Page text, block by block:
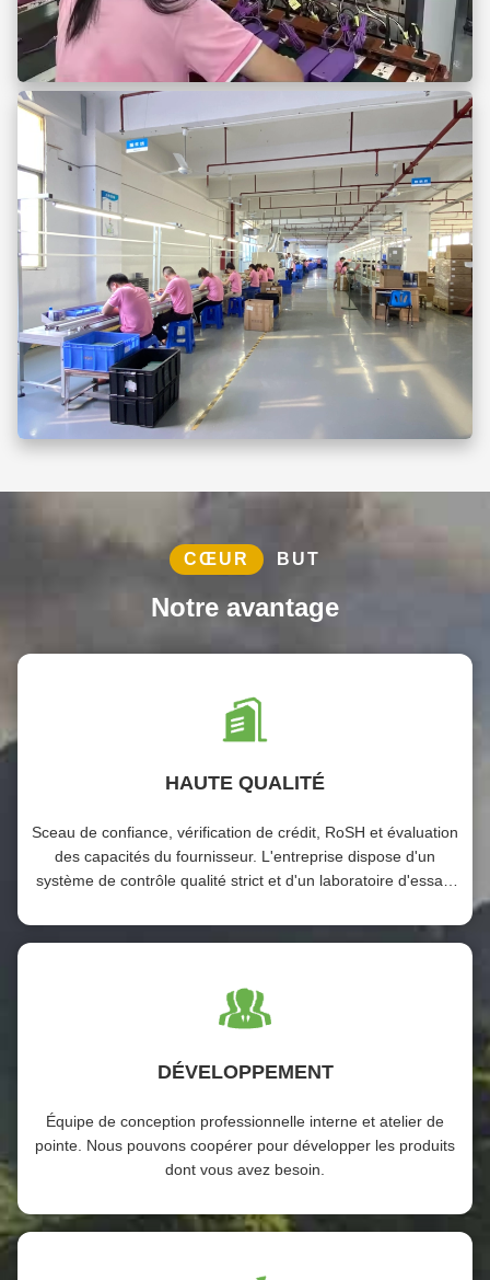
CŒUR BUT
Notre avantage
HAUTE QUALITÉ
Sceau de confiance, vérification de crédit, RoSH et évaluation
des capacités du fournisseur. L'entreprise dispose d'un
système de contrôle qualité strict et d'un laboratoire d'essais
DÉVELOPPEMENT
Équipe de conception professionnelle interne et atelier de
pointe. Nous pouvons coopérer pour développer les produits
dont vous avez besoin.